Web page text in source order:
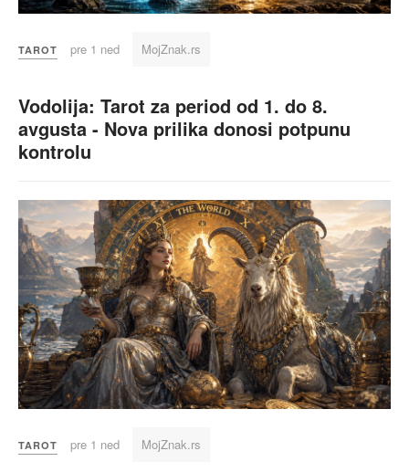
TAROT pre 1 ned MojZnak.rs
Vodolija: Tarot za period od 1. do 8.
avgusta - Nova prilika donosi potpunu
kontrolu
TAROT pre 1 ned MojZnak.rs